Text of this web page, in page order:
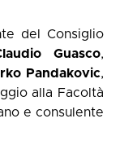
del Consiglio
Guasco,
Pandakovic,
alla Facoltà
e consulente